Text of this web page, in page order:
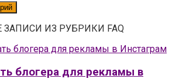
ИЗ РУБРИКИ FAQ
блогера для рекламы в